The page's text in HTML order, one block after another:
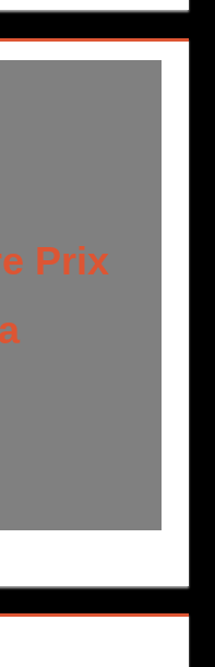
Prix